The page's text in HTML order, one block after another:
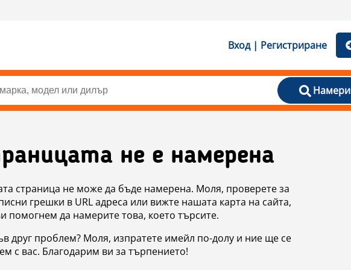
Вход | Регистриране
Намери
не е намерена
страница не може да бъде намерена. Моля, проверете за
грешки в URL адреса или вижте нашата карта на сайта,
помогнем да намерите това, което търсите.
друг проблем? Моля, изпратете имейл по-долу и ние ще се
с вас. Благодарим ви за търпението!